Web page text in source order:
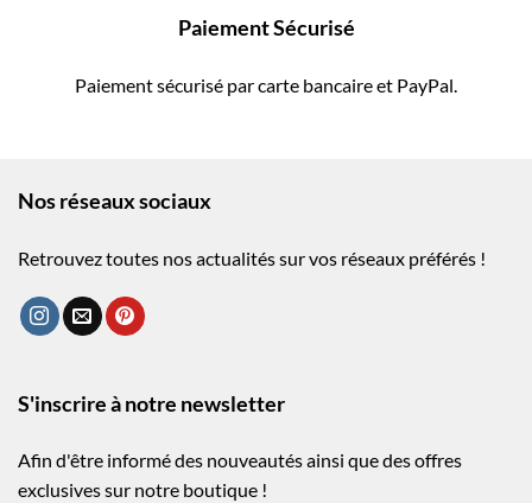
Paiement Sécurisé
Paiement sécurisé par carte bancaire et PayPal.
Nos réseaux sociaux
Retrouvez toutes nos actualités sur vos réseaux préférés !
S'inscrire à notre newsletter
Afin d'être informé des nouveautés ainsi que des offres
exclusives sur notre boutique !